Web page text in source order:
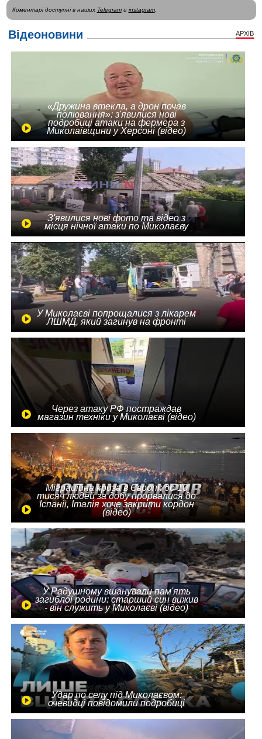
Коментарі доступні в наших Telegramи instagram.
Відеоновини АРХІВ
«Дружина втекла, а дрон почав
полювання»: з'явилися нові
подробиці атаки на фермера з
Миколаївщини у Херсоні (відео)
З'явилися нові фото та відео з
місця нічної атаки по Миколаєву
У Миколаєві попрощалися з лікарем
ЛШМД, який загинув на фронті
Через атаку РФ постраждав
магазин техніки у Миколаєві (відео)
Міграційна криза в Європі: до 10
тисяч людей за добу прорвалися до
Іспанії, Італія хоче закрити кордон
(відео)
У Радушному вшанували пам'ять
загиблої родини: старший син вижив
- він служить у Миколаєві (відео)
Удар по селу під Миколаєвом:
очевидці повідомили подробиці